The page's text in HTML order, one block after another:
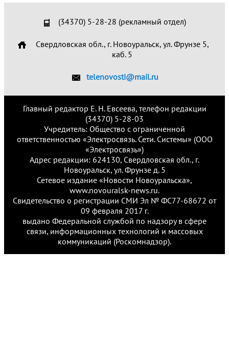
(34370) 5-28-28 (рекламный отдел)
Свердловская обл., г. Новоуральск, ул. Фрунзе 5,
каб. 5
telenovosti@mail.ru
Главный редактор Е. Н. Евсеева, телефон редакции
(34370) 5-28-03
Учредитель: Общество с ограниченной
ответственностью «Электросвязь. Сети. Системы» (ООО
«Электросвязь»)
Адрес редакции: 624130, Свердловская обл., г.
Новоуральск, ул. Фрунзе д. 5
Сетевое издание «Новости Новоуральска»,
www.novouralsk-news.ru.
Свидетельство о регистрации СМИ Эл № ФС77-68672 от
09 февраля 2017 г.
выдано Федеральной службой по надзору в сфере
связи, информационных технологий и массовых
коммуникаций (Роскомнадзор).